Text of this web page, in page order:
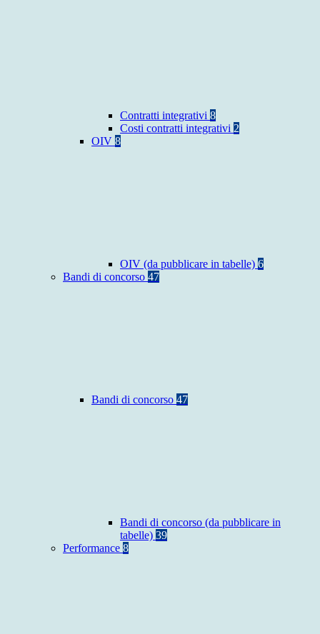
Contratti integrativi 8
Costi contratti integrativi 2
OIV 8
OIV (da pubblicare in tabelle) 6
Bandi di concorso 47
Bandi di concorso 47
Bandi di concorso (da pubblicare in
tabelle) 39
Performance 8